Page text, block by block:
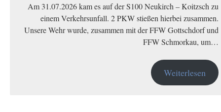
Am 31.07.2026 kam es auf der S100 Neukirch – Koitzsch zu
einem Verkehrsunfall. 2 PKW stießen hierbei zusammen.
Unsere Wehr wurde, zusammen mit der FFW Gottschdorf und
FFW Schmorkau, um…
Weiterlesen